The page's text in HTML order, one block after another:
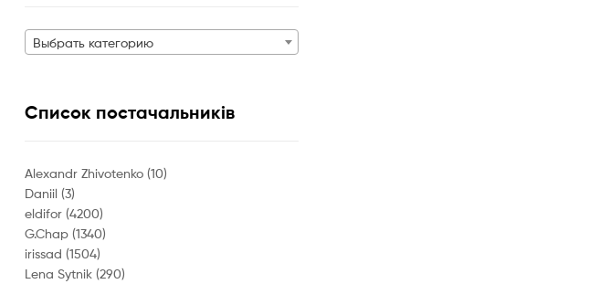
Выбрать категорию
Список постачальників
Alexandr Zhivotenko (10)
Daniil (3)
eldifor (4200)
G.Chap (1340)
irissad (1504)
Lena Sytnik (290)